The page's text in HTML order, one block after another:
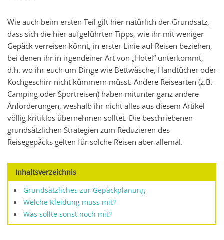
Wie auch beim ersten Teil gilt hier natürlich der Grundsatz,
dass sich die hier aufgeführten Tipps, wie ihr mit weniger
Gepäck verreisen könnt, in erster Linie auf Reisen beziehen,
bei denen ihr in irgendeiner Art von „Hotel“ unterkommt,
d.h. wo ihr euch um Dinge wie Bettwäsche, Handtücher oder
Kochgeschirr nicht kümmern müsst. Andere Reisearten (z.B.
Camping oder Sportreisen) haben mitunter ganz andere
Anforderungen, weshalb ihr nicht alles aus diesem Artikel
völlig kritiklos übernehmen solltet. Die beschriebenen
grundsätzlichen Strategien zum Reduzieren des
Reisegepäcks gelten für solche Reisen aber allemal.
Inhaltsverzeichnis
Grundsätzliches zur Gepäckplanung
Welche Kleidung muss mit?
Was sollte sonst noch mit?